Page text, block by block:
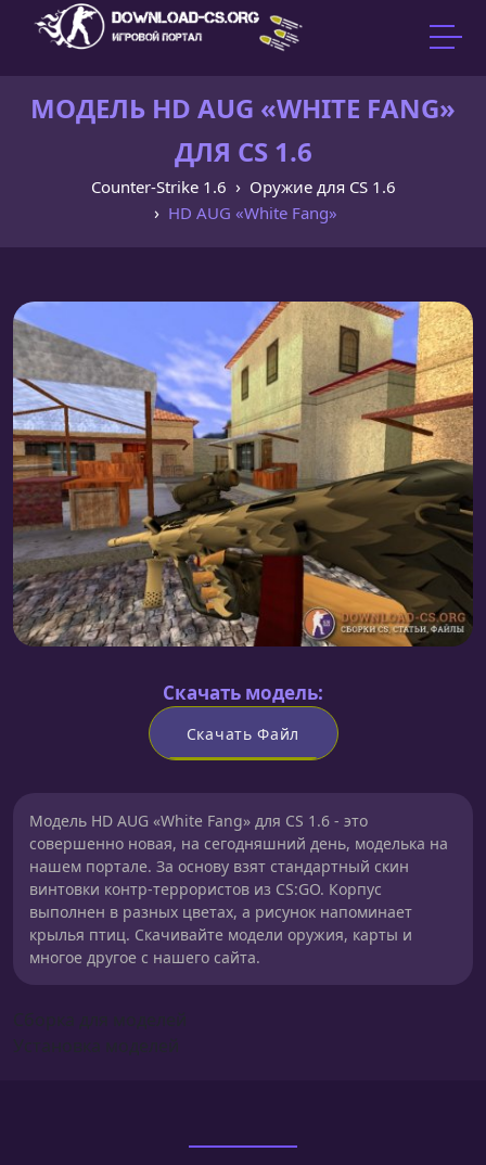
МОДЕЛЬ HD AUG «WHITE FANG»
ДЛЯ CS 1.6
Counter-Strike 1.6
Оружие для CS 1.6
HD AUG «White Fang»
Скачать модель:
Скачать Файл
Модель HD AUG «White Fang» для CS 1.6 - это
совершенно новая, на сегодняшний день, моделька на
нашем портале. За основу взят стандартный скин
винтовки контр-террористов из CS:GO. Корпус
выполнен в разных цветах, а рисунок напоминает
крылья птиц. Скачивайте модели оружия, карты и
многое другое с нашего сайта.